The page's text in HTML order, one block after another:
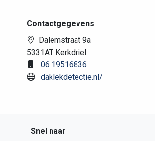
Contactgegevens
Dalemstraat 9a
5331AT Kerkdriel
06 19516836
daklekdetectie.nl/
Snel naar